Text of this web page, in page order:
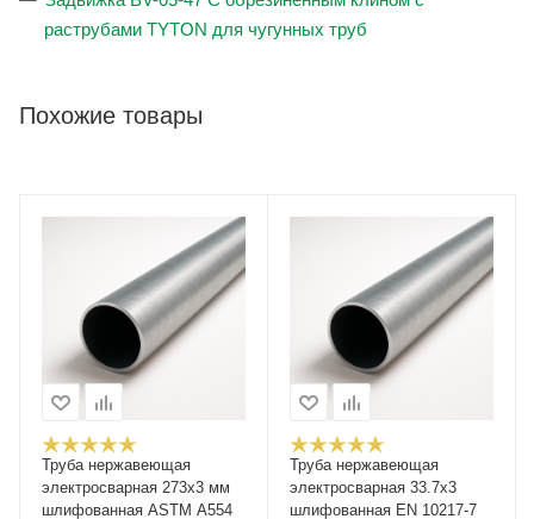
раструбами TYTON для чугунных труб
Похожие товары
Труба нержавеющая
электросварная 273х3 мм
шлифованная ASTM A554
Труба нержавеющая
электросварная 33.7x3
шлифованная EN 10217-7